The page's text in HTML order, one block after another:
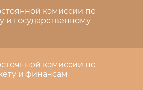
комиссии по
и государственному
комиссии по
и финансам